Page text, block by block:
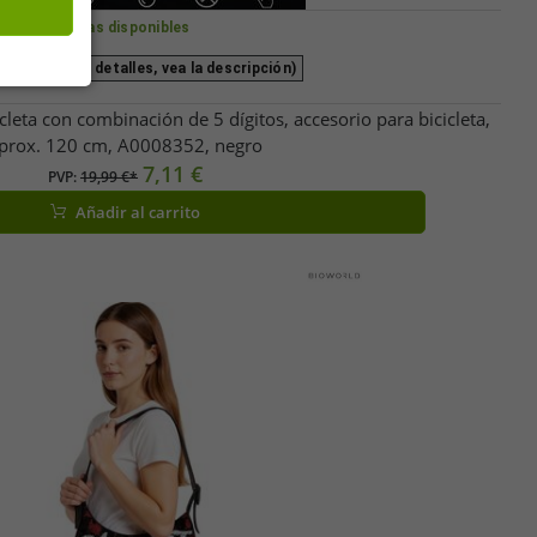
Tallas disponibles
(para más detalles, vea la descripción)
con combinación de 5 dígitos, accesorio para bicicleta,
120 cm, A0008352, negro
PVP:19,99 €* 7,11 €
Añadir al carrito